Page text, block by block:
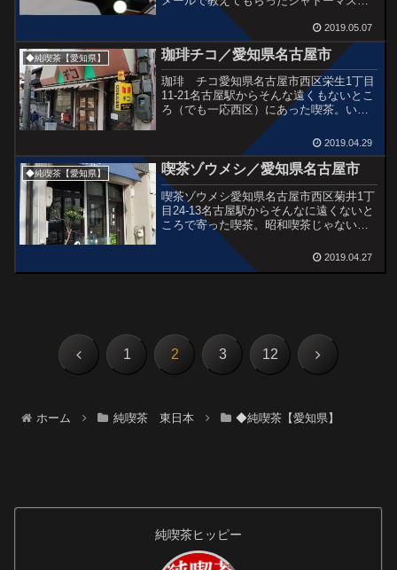
さんです。この看板とてもかっこよかっ
た。外観は創業当時から変わっていない
んだって。なんて斬新。中途半端な時間
だったので店内...
2019.05.07
◆純喫茶【愛知県】 珈琲チコ／愛知県名古屋市
珈琲 チコ愛知県名古屋市西区栄生1丁目
11-21名古屋駅からそんな遠くもないとこ
ろ（でも一応西区）にあった喫茶。いい
テントだなぁ。「絶対入りたい」と思う
けどやってないようだ。隣の住人さんが
ちょうど外出してきたので聞いてみると
今日は定休日との...
2019.04.29
◆純喫茶【愛知県】 喫茶ゾウメシ／愛知県名古屋市
喫茶ゾウメシ愛知県名古屋市西区菊井1丁
目24-13名古屋駅からそんなに遠くないと
ころで寄った喫茶。昭和喫茶じゃないけ
どね。味噌屋さんが名古屋市内や京都で
展開している喫茶店だから、味噌煮込み
うどんとか食べ物がおいしそうだったけ
2019.04.27
前 1 2 3 12 次
ホーム 純喫茶 東日本 ◆純喫茶【愛知県】
純喫茶ヒッピー